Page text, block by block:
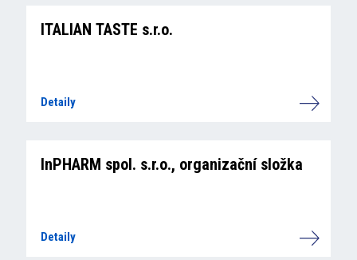
Partneři
Členská sekce
ITALIAN TASTE s.r.o.
Detaily
InPHARM spol. s.r.o., organizační složka
Detaily